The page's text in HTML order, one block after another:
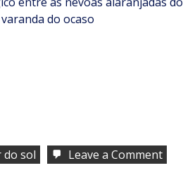
do ocaso
do sol Leave a Commenton
A